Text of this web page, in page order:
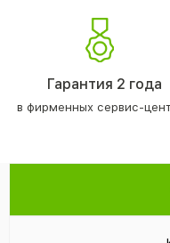
Гарантия 2 года
в фирменных сервис-